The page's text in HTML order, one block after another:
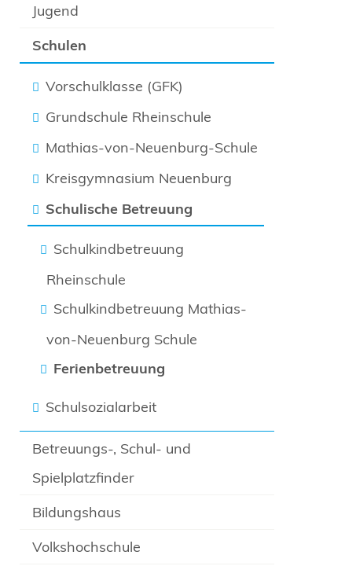
Jugend
Schulen
Vorschulklasse (GFK)
Grundschule Rheinschule
Mathias-von-Neuenburg-Schule
Kreisgymnasium Neuenburg
Schulische Betreuung
Schulkindbetreuung
Rheinschule
Schulkindbetreuung Mathias-
von-Neuenburg Schule
Ferienbetreuung
Schulsozialarbeit
Betreuungs-, Schul- und
Spielplatzfinder
Bildungshaus
Volkshochschule